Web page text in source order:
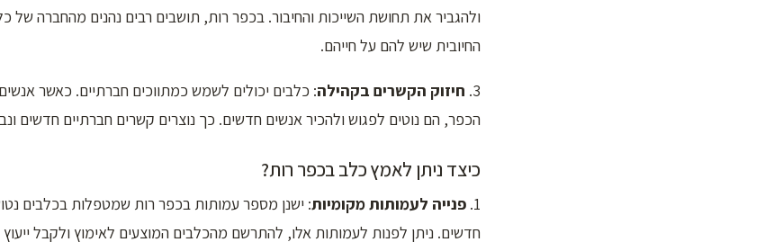
ולהגביר את תחושת השייכות והחיבור. בכפר רות, תושבים רבים נהנים מהחברה של
החיובית שיש להם על חייהם.
3. חיזוק הקשרים בקהילה: כלבים יכולים לשמש כמתווכים חברתיים. כאשר
הכפר, הם נוטים לפגוש ולהכיר אנשים חדשים. כך נוצרים קשרים חברתיים חדשים
כיצד ניתן לאמץ כלב בכפר רות?
1. פנייה לעמותות מקומיות: ישנן מספר עמותות בכפר רות שמטפלות בכלבים
חדשים. ניתן לפנות לעמותות אלו, להתרשם מהכלבים המוצעים לאימוץ ולקבל ייעוץ